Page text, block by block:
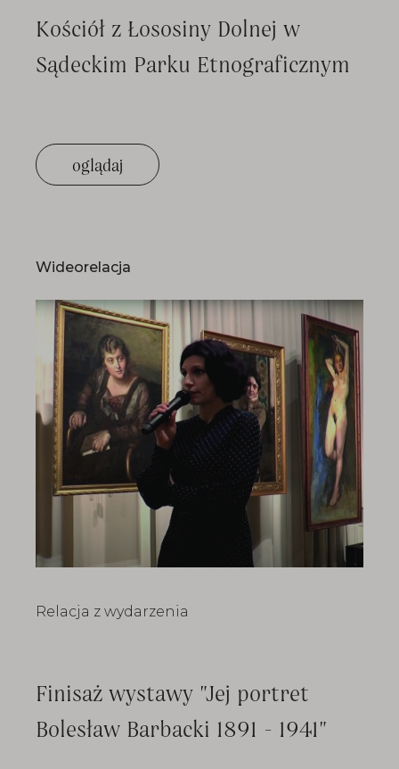
Kościół z Łososiny Dolnej w
Sądeckim Parku Etnograficznym
oglądaj
Wideorelacja
Relacja z wydarzenia
Finisaż wystawy "Jej portret
Bolesław Barbacki 1891 - 1941"